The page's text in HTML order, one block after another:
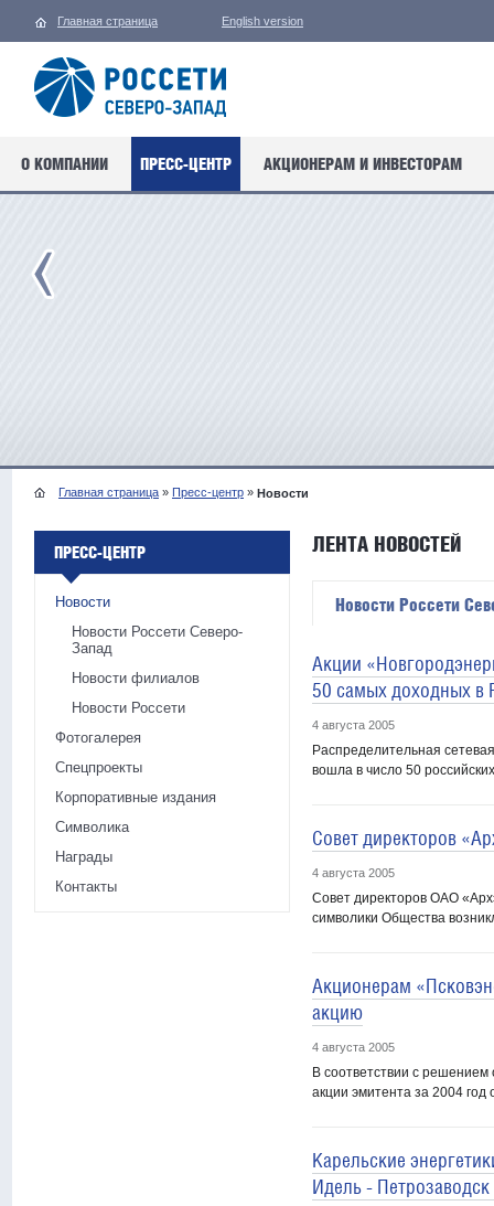
Главная страница English version
О КОМПАНИИ ПРЕСС-ЦЕНТР АКЦИОНЕРАМ И ИНВЕСТОРАМ
Главная страница » Пресс-центр » Новости
ПРЕСС-ЦЕНТР
Новости
Новости Россети Северо-
Запад
Новости филиалов
Новости Россети
Фотогалерея
Спецпроекты
Корпоративные издания
Символика
Награды
Контакты
ЛЕНТА НОВОСТЕЙ
Новости Россети
Акции
50 самых доходных в
4 августа 2005
Распределительная
вошла в число 50
Совет директоров
4 августа 2005
Совет директоров ОАО
символики Общества
Акционерам
акцию
4 августа 2005
В соответствии с
акции эмитента за 2004
Карельские
Идель -